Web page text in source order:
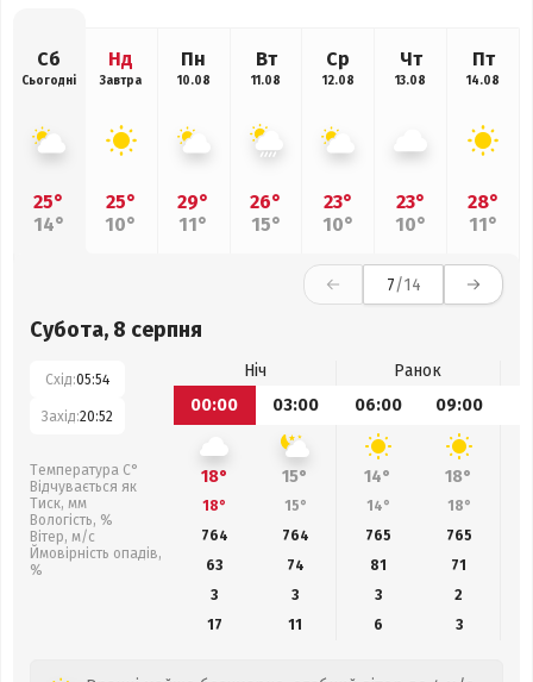
Сб
Сьогодні
25°
14°
Нд
Завтра
25°
10°
Пн
10.08
29°
11°
Вт
11.08
26°
15°
Ср
12.08
23°
10°
Чт
13.08
23°
10°
Пт
14.08
28°
11°
7/14
Субота, 8 серпня
Схід:05:54
Захід:20:52
Температура С°
Відчувається як
Тиск, мм
Вологість, %
Вітер, м/с
Ймовірність опадів,
%
Ніч
Ранок
00:00
03:00 06:00 09:00
18° 15° 14° 18°
18° 15° 14° 18°
764
764 765 765
63
74 81 71
3
3 3
2
17
11 6 3